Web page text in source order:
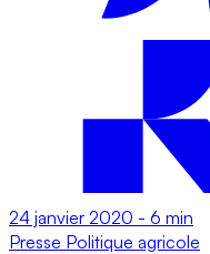
24 janvier 2020 - 6 min
Presse Politique agricole